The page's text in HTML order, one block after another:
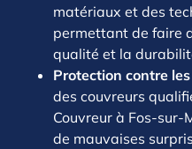
matériaux et des
permettant de faire
qualité et la
Protection contre
des couvreurs
Couvreur à Fos-sur-
de mauvaises